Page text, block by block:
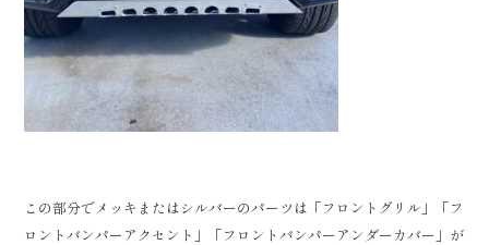
この部分でメッキまたはシルバーのパーツは「フロントグリル」「フ
ロントバンパーアクセント」「フロントバンパーアンダーカバー」が